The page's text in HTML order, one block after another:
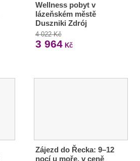
Wellness pobyt v
lázeňském městě
Duszniki Zdrój
4 022 Kč
3 964Kč
Zájezd do Řecka: 9–12
nocí u moře, v ceně